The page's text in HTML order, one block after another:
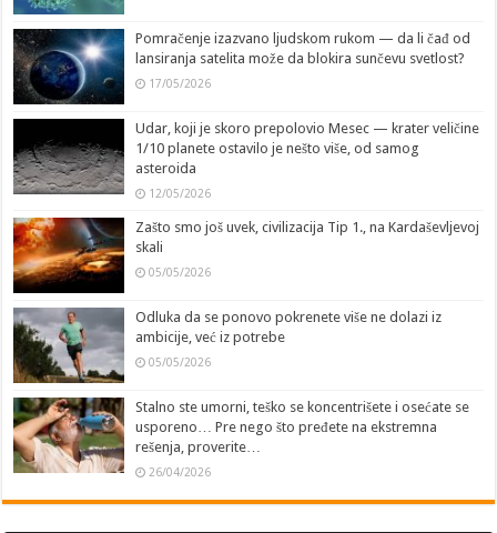
Pomračenje izazvano ljudskom rukom — da li čađ od
lansiranja satelita može da blokira sunčevu svetlost?
17/05/2026
Udar, koji je skoro prepolovio Mesec — krater veličine
1/10 planete ostavilo je nešto više, od samog
asteroida
12/05/2026
Zašto smo još uvek, civilizacija Tip 1., na Kardaševljevoj
skali
05/05/2026
Odluka da se ponovo pokrenete više ne dolazi iz
ambicije, već iz potrebe
05/05/2026
Stalno ste umorni, teško se koncentrišete i osećate se
usporeno… Pre nego što pređete na ekstremna
rešenja, proverite…
26/04/2026